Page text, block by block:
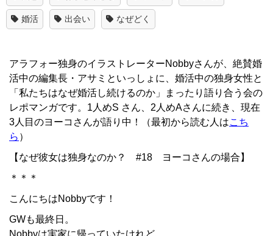
婚活 出会い なぜどく
アラフォー独身のイラストレーターNobbyさんが、絶賛婚
活中の編集長・アサミといっしょに、婚活中の独身女性と
「私たちはなぜ婚活し続けるのか」まったり語り合う会の
レポマンガです。1人めS さん、2人めAさんに続き、現在
3人目のヨーコさんが語り中！（最初から読む人はこち
ら ）
【なぜ彼女は独身なのか？ #18 ヨーコさんの場合】
＊＊＊
こんにちはNobbyです！
GWも最終日。